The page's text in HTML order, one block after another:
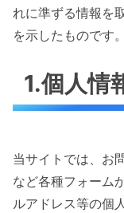
れに準ずる情報を
を示したものです。
1.個人情
当サイトでは、お
など各種フォーム
ルアドレス等の個